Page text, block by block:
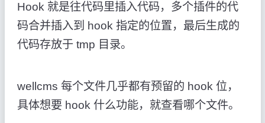
Hook 就是往代码里插入代码，多个插件的代
码合并插入到 hook 指定的位置，最后生成的
代码存放于 tmp 目录。
wellcms 每个文件几乎都有预留的 hook 位，
具体想要 hook 什么功能，就查看哪个文件。